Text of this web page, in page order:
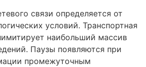
связи определяется от
условий. Транспортная
наибольший массив
Паузы появляются при
промежуточным